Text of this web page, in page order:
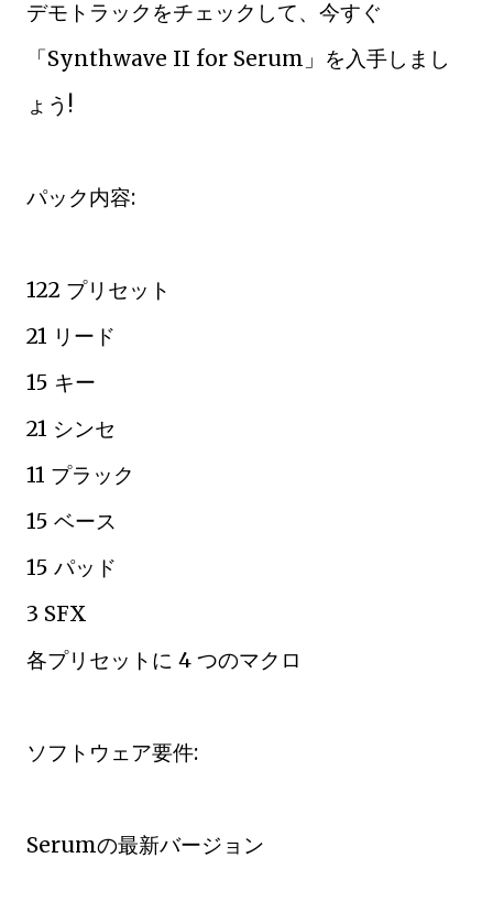
デモトラックをチェックして、今すぐ
「Synthwave II for Serum」を入手しまし
ょう!
パック内容:
122 プリセット
21 リード
15 キー
21 シンセ
11 プラック
15 ベース
15 パッド
3 SFX
各プリセットに 4 つのマクロ
ソフトウェア要件:
Serumの最新バージョン